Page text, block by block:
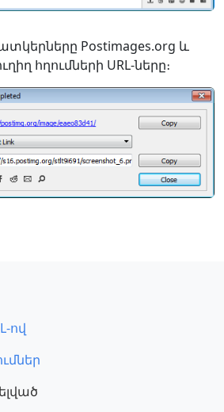
Postimages.org և
հղումների URL-ները։
ով